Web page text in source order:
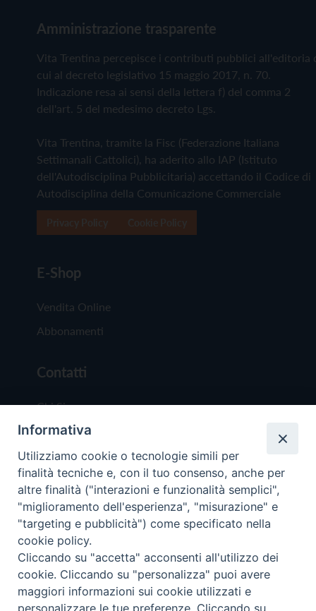
Amministrazione trasparente
Vita Trentina percepisce i contributi pubblici all'editoria
cui al decreto legislativo 15 maggio 2017, n. 70.
Indicazione resa ai sensi della lettera f) del comma 2
dell'art. 5 del medesimo decreto Lgs.
Vita Trentina, tramite la Fisc (Federazione Italiana
Settimanali Cattolici), ha aderito allo IAP (Istituto
dell'Autodisciplina Pubblicitaria) accettando il Codice di
Autodisciplina della Comunicazione Commerciale
E-Shop
Vendita Online
Abbonamenti
Contatti
Chi Siamo
Redazione
Scrivici
Copyright © 2019 - Tutti i diritti riservati - Vita
Trentina Editrice
Privacy Policy
Informativa
Utilizziamo cookie o tecnologie simili per
finalità tecniche e, con il tuo consenso, anche per
altre finalità ("interazioni e funzionalità semplici",
"miglioramento dell'esperienza", "misurazione" e
"targeting e pubblicità") come specificato nella
cookie policy.
Cliccando su "accetta" acconsenti all'utilizzo dei
cookie. Cliccando su "personalizza" puoi avere
maggiori informazioni sui cookie utilizzati e